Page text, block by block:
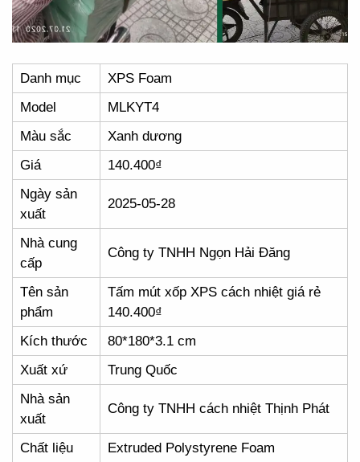
Danh mục
XPS Foam
Model
MLKYT4
Màu sắc
Xanh dương
Giá
140.400₫
Ngày sản
xuất
2025-05-28
Nhà cung
cấp
Công ty TNHH Ngọn Hải Đăng
Tên sản
phẩm
Tấm mút xốp XPS cách nhiệt giá rẻ
140.400₫
Kích thước
80*180*3.1 cm
Xuất xứ
Trung Quốc
Nhà sản
xuất
Công ty TNHH cách nhiệt Thịnh Phát
Chất liệu Extruded Polystyrene Foam